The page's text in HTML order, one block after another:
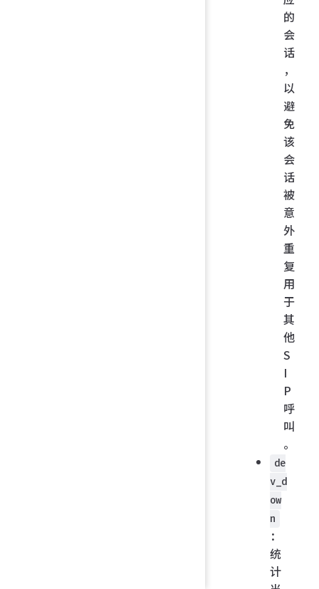
的
会
话
，
以
避
免
该
会
话
被
意
外
重
复
用
于
其
他
S
I
P
呼
叫
。
de
v_d
ow
n
：
统
计